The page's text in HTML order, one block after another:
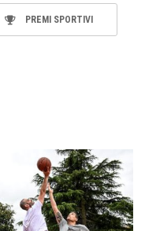
PREMI SPORTIVI